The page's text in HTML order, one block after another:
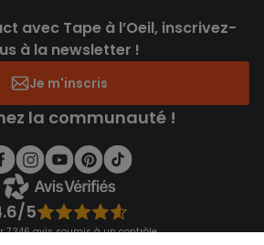
avec Tape à l’Oeil, inscrivez-
à la newsletter !
Je m'inscris
la communauté !
5
7 346 avis soumis à un contrôle